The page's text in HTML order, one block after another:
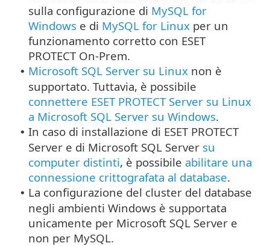
sulla configurazione di MySQL for
Windows e di MySQL for Linux per un
funzionamento corretto con ESET
PROTECT On-Prem.
• Microsoft SQL Server su Linux non è
supportato. Tuttavia, è possibile
connettere ESET PROTECT Server su Linux
a Microsoft SQL Server su Windows.
• In caso di installazione di ESET PROTECT
Server e di Microsoft SQL Server su
computer distinti, è possibile abilitare una
connessione crittografata al database.
• La configurazione del cluster del database
negli ambienti Windows è supportata
unicamente per Microsoft SQL Server e
non per MySQL.